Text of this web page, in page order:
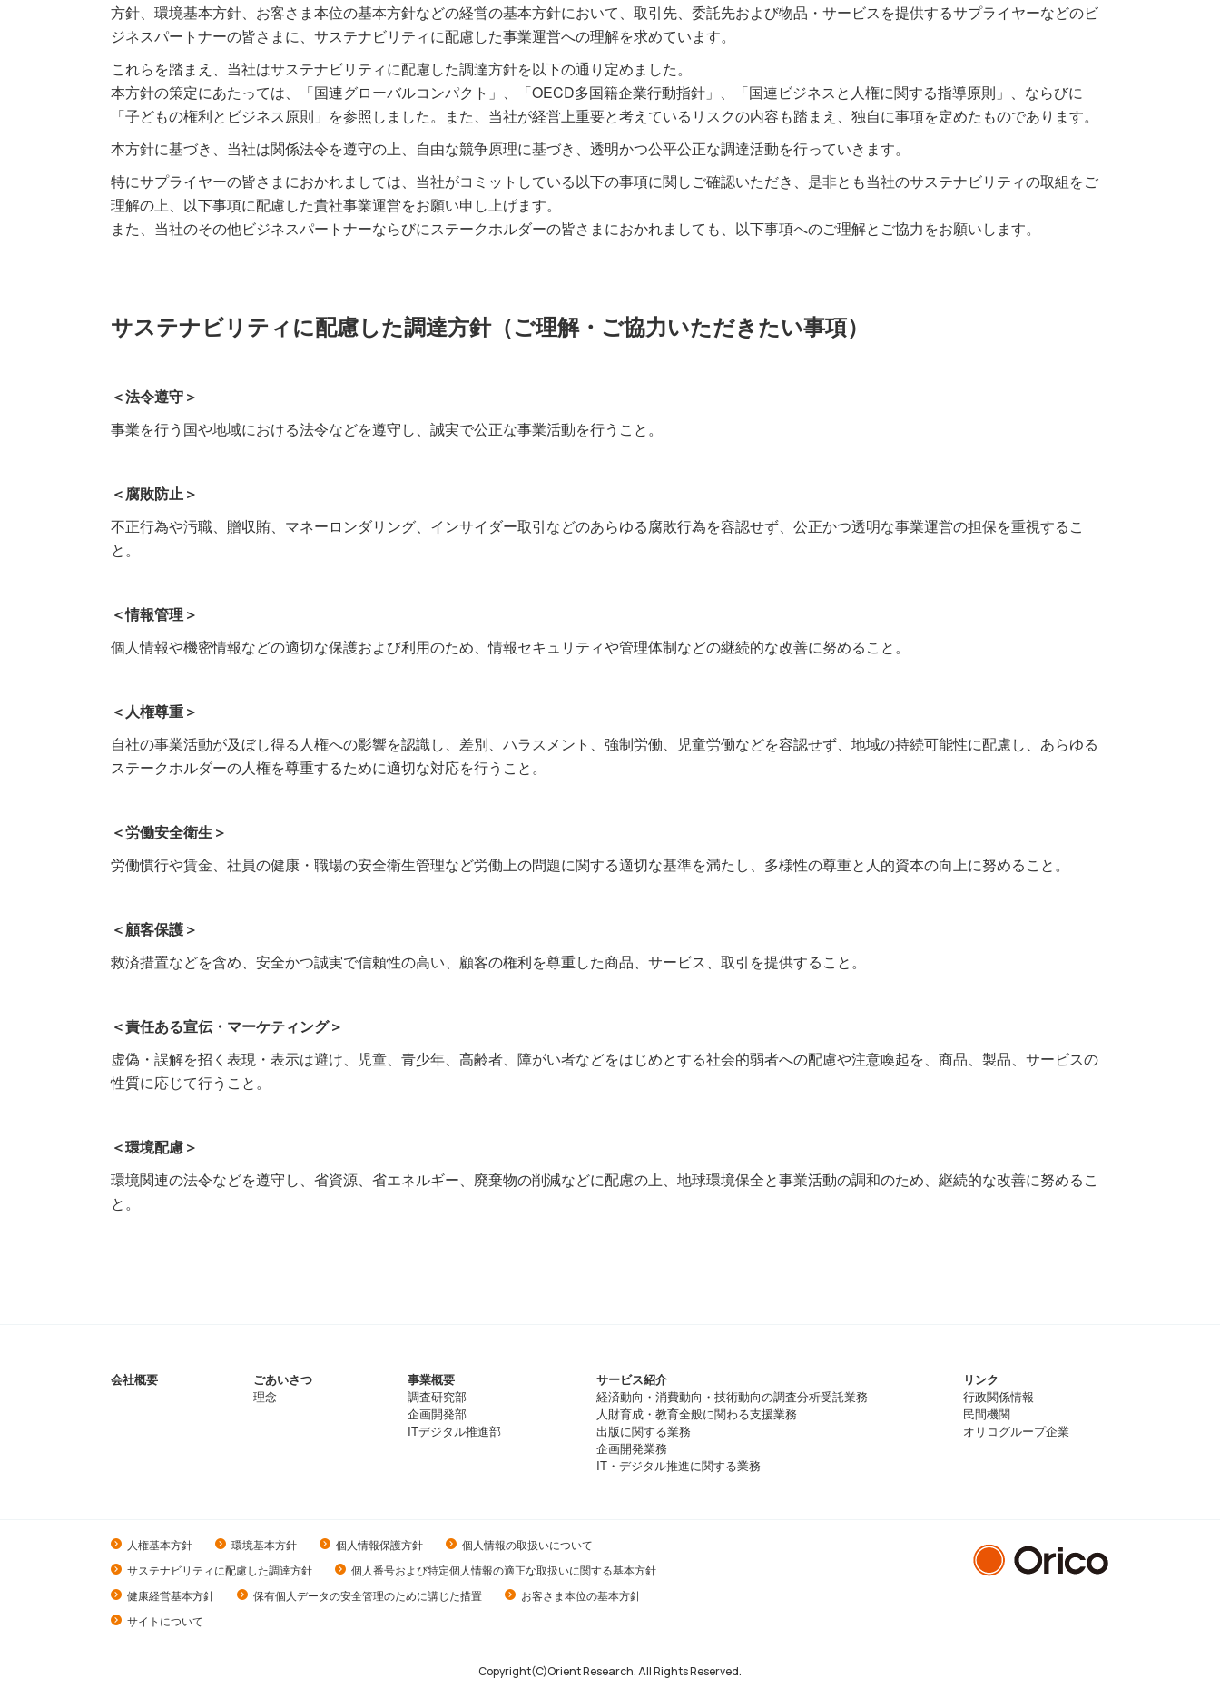
方針、環境基本方針、お客さま本位の基本方針などの経営の基本方針において、取引先、委託先および物品・サービスを提供するサプライヤーなどのビ
ジネスパートナーの皆さまに、サステナビリティに配慮した事業運営への理解を求めています。
これらを踏まえ、当社はサステナビリティに配慮した調達方針を以下の通り定めました。
本方針の策定にあたっては、「国連グローバルコンパクト」、「OECD多国籍企業行動指針」、「国連ビジネスと人権に関する指導原則」、ならびに
「子どもの権利とビジネス原則」を参照しました。また、当社が経営上重要と考えているリスクの内容も踏まえ、独自に事項を定めたものであります。
本方針に基づき、当社は関係法令を遵守の上、自由な競争原理に基づき、透明かつ公平公正な調達活動を行っていきます。
特にサプライヤーの皆さまにおかれましては、当社がコミットしている以下の事項に関しご確認いただき、是非とも当社のサステナビリティの取組をご
理解の上、以下事項に配慮した貴社事業運営をお願い申し上げます。
また、当社のその他ビジネスパートナーならびにステークホルダーの皆さまにおかれましても、以下事項へのご理解とご協力をお願いします。
サステナビリティに配慮した調達方針（ご理解・ご協力いただきたい事項）
＜法令遵守＞
事業を行う国や地域における法令などを遵守し、誠実で公正な事業活動を行うこと。
＜腐敗防止＞
不正行為や汚職、贈収賄、マネーロンダリング、インサイダー取引などのあらゆる腐敗行為を容認せず、公正かつ透明な事業運営の担保を重視するこ
と。
＜情報管理＞
個人情報や機密情報などの適切な保護および利用のため、情報セキュリティや管理体制などの継続的な改善に努めること。
＜人権尊重＞
自社の事業活動が及ぼし得る人権への影響を認識し、差別、ハラスメント、強制労働、児童労働などを容認せず、地域の持続可能性に配慮し、あらゆる
ステークホルダーの人権を尊重するために適切な対応を行うこと。
＜労働安全衛生＞
労働慣行や賃金、社員の健康・職場の安全衛生管理など労働上の問題に関する適切な基準を満たし、多様性の尊重と人的資本の向上に努めること。
＜顧客保護＞
救済措置などを含め、安全かつ誠実で信頼性の高い、顧客の権利を尊重した商品、サービス、取引を提供すること。
＜責任ある宣伝・マーケティング＞
虚偽・誤解を招く表現・表示は避け、児童、青少年、高齢者、障がい者などをはじめとする社会的弱者への配慮や注意喚起を、商品、製品、サービスの
性質に応じて行うこと。
＜環境配慮＞
環境関連の法令などを遵守し、省資源、省エネルギー、廃棄物の削減などに配慮の上、地球環境保全と事業活動の調和のため、継続的な改善に努めるこ
と。
会社概要
ごあいさつ
理念
事業概要
調査研究部
企画開発部
ITデジタル推進部
サービス紹介
経済動向・消費動向・技術動向の調査分析受託業務
人財育成・教育全般に関わる支援業務
出版に関する業務
企画開発業務
IT・デジタル推進に関する業務
リンク
行政関係情報
民間機関
オリコグループ企業
人権基本方針 環境基本方針 個人情報保護方針
個人情報の取扱いについて
サステナビリティに配慮した調達方針
個人番号および特定個人情報の適正な取扱いに関する基本方針
健康経営基本方針
保有個人データの安全管理のために講じた措置
お客さま本位の基本方針
サイトについて
Copyright(C)Orient Research. All Rights Reserved.